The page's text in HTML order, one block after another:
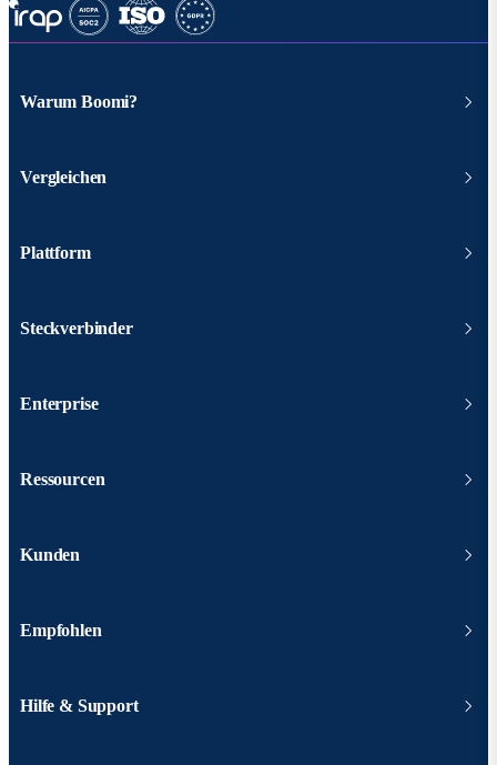
Warum Boomi?
Vergleichen
Plattform
Steckverbinder
Enterprise
Ressourcen
Kunden
Empfohlen
Hilfe & Support